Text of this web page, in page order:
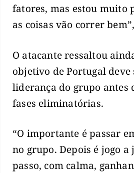
fatores, mas estou muito
as coisas vão correr
O atacante ressaltou
objetivo de Portugal
liderança do grupo antes
fases eliminatórias.
“O importante é passar
no grupo. Depois é jogo a
passo, com calma,